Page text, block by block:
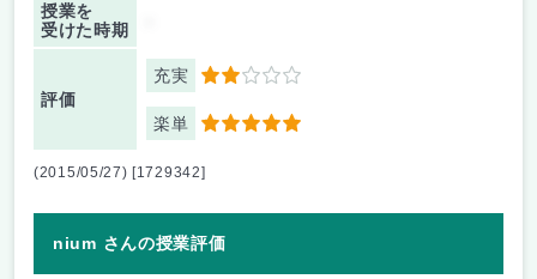
授業を
受けた時期
評価
充実 2
楽単 5
(2015/05/27) [1729342]
nium さんの授業評価